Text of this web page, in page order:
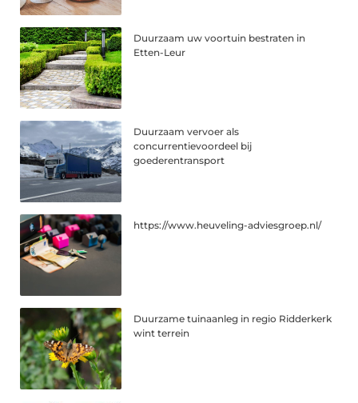
Duurzaam uw voortuin bestraten in
Etten-Leur
Duurzaam vervoer als
concurrentievoordeel bij
goederentransport
https://www.heuveling-adviesgroep.nl/
Duurzame tuinaanleg in regio Ridderkerk
wint terrein